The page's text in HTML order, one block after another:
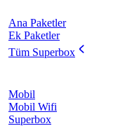
Ana Paketler
Ek Paketler
Tüm Superbox
Mobil
Mobil Wifi
Superbox